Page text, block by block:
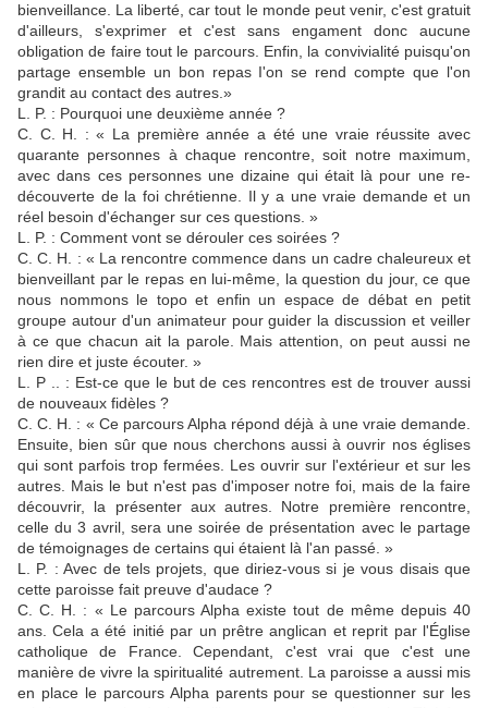
bienveillance. La liberté, car tout le monde peut venir, c'est gratuit
d'ailleurs, s'exprimer et c'est sans engament donc au­cune
obligation de faire tout le parcours. Enfin, la convivialité puisqu'on
partage ensemble un bon repas I'on se rend compte que l'on
grandit au contact des autres.»
L. P. : Pourquoi une deuxième année ?
C. C. H. : « La première année a été une vraie réussite avec
quarante personnes à chaque rencontre, soit notre maximum,
avec dans ces personnes une dizaine qui était là pour une re­
découverte de la foi chrétienne. Il y a une vraie demande et un
réel besoin d'échanger sur ces questions. »
L. P. : Comment vont se dérouler ces soirées ?
C. C. H. : « La rencontre com­mence dans un cadre chaleu­reux et
bienveillant par le repas en lui-même, la question du jour, ce que
nous nommons le topo et enfin un espace de débat en petit
groupe autour d'un animateur pour guider la discussion et veiller
à ce que chacun ait la parole. Mais at­tention, on peut aussi ne
rien dire et juste écouter. »
L. P .. : Est-ce que le but de ces rencontres est de trouver aussi
de nouveaux fidèles ?
C. C. H. : « Ce parcours Alpha répond déjà à une vraie de­mande.
Ensuite, bien sûr que nous cherchons aussi à ouvrir nos églises
qui sont parfois trop fermées. Les ouvrir sur l'exté­rieur et sur les
autres. Mais le but n'est pas d'imposer notre foi, mais de la faire
découvrir, la présenter aux autres. Notre première rencontre,
celle du 3 avril, sera une soirée de présen­tation avec le partage
de témoi­gnages de certains qui étaient là l'an passé. »
L. P. : Avec de tels projets, que diriez-vous si je vous disais que
cette paroisse fait preuve d'audace ?
C. C. H. : « Le parcours Alpha existe tout de même depuis 40
ans. Cela a été initié par un prêtre anglican et reprit par l'Église
catholique de France. Cependant, c'est vrai que c'est une
manière de vivre la spiri­tualité autrement. La paroisse a aussi mis
en place le parcours Alpha parents pour se ques­tionner sur les